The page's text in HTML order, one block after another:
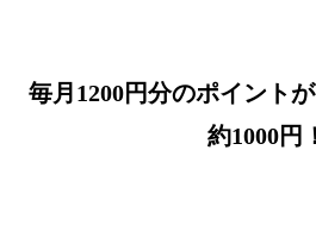
毎月1200円分のポイント
約1000円！